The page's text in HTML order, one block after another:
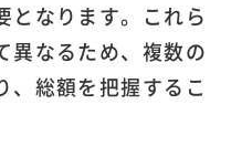
となります。これら
異なるため、複数の
、総額を把握するこ